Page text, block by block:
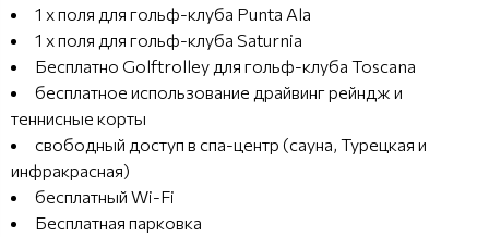
1 x поля для гольф-клуба Punta Ala
1 x поля для гольф-клуба Saturnia
Бесплатно Golftrolley для гольф-клуба Toscana
бесплатное использование драйвинг рейндж и
теннисные корты
свободный доступ в спа-центр (сауна, Турецкая и
инфракрасная)
бесплатный Wi-Fi
Бесплатная парковка